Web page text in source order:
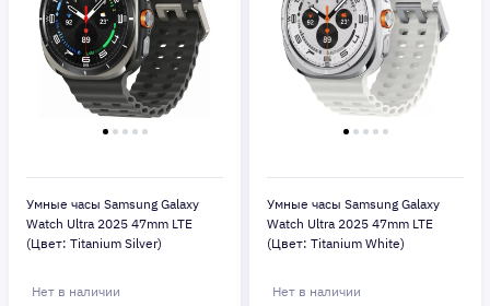
Умные часы Samsung Galaxy
Watch Ultra 2025 47mm LTE
(Цвет: Titanium Silver)
Нет в наличии
Умные часы Samsung Galaxy
Watch Ultra 2025 47mm LTE
(Цвет: Titanium White)
Нет в наличии